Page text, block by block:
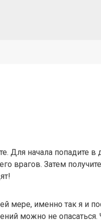
Для начала попадите в
врагов. Затем
мере, именно так я и
можно не